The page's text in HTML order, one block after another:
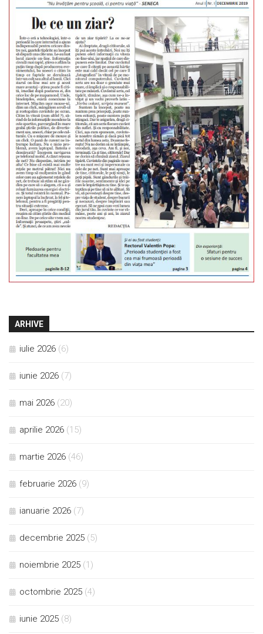
ARHIVE
iulie 2026 (6)
iunie 2026 (7)
mai 2026 (20)
aprilie 2026 (15)
martie 2026 (46)
februarie 2026 (9)
ianuarie 2026 (7)
decembrie 2025 (5)
noiembrie 2025 (1)
octombrie 2025 (4)
iunie 2025 (8)